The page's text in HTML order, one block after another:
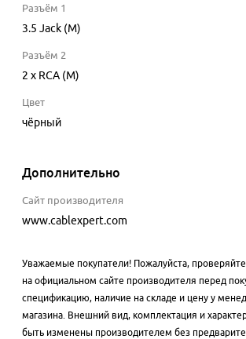
Разъём 1
3.5 Jack (M)
Разъём 2
2 x RCA (M)
Цвет
чёрный
Дополнительно
Сайт производителя
www.cablexpert.com
Уважаемые покупатели! Пожалуйста,
на официальном сайте производителя перед
спецификацию, наличие на складе и цену у
магазина. Внешний вид, комплектация и
быть изменены производителем без